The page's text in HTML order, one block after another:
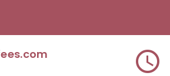
access_time